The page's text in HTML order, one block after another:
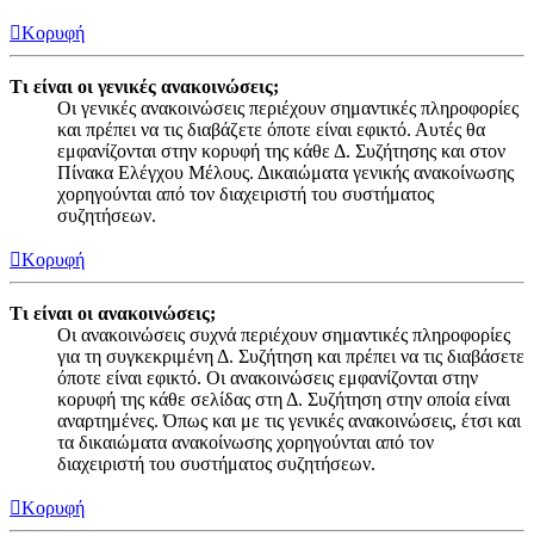
Κορυφή
Τι είναι οι γενικές ανακοινώσεις;
Οι γενικές ανακοινώσεις περιέχουν σημαντικές πληροφορίες
και πρέπει να τις διαβάζετε όποτε είναι εφικτό. Αυτές θα
εμφανίζονται στην κορυφή της κάθε Δ. Συζήτησης και στον
Πίνακα Ελέγχου Μέλους. Δικαιώματα γενικής ανακοίνωσης
χορηγούνται από τον διαχειριστή του συστήματος
συζητήσεων.
Κορυφή
Τι είναι οι ανακοινώσεις;
Οι ανακοινώσεις συχνά περιέχουν σημαντικές πληροφορίες
για τη συγκεκριμένη Δ. Συζήτηση και πρέπει να τις διαβάσετε
όποτε είναι εφικτό. Οι ανακοινώσεις εμφανίζονται στην
κορυφή της κάθε σελίδας στη Δ. Συζήτηση στην οποία είναι
αναρτημένες. Όπως και με τις γενικές ανακοινώσεις, έτσι και
τα δικαιώματα ανακοίνωσης χορηγούνται από τον
διαχειριστή του συστήματος συζητήσεων.
Κορυφή